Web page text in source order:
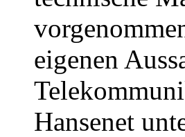
eigenen
Hansenet